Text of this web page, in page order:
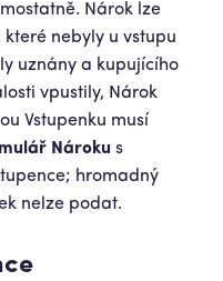
Nárok lze
nebyly u vstupu
uznány a kupujícího
vpustily, Nárok
Vstupenku musí
Nároku s
hromadný
nelze podat.